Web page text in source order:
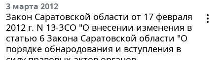
3 марта 2012
Закон Саратовской области от 17 февраля
2012 г. N 13-ЗСО "О внесении изменения в
статью 6 Закона Саратовской области "О
порядке обнародования и вступления в